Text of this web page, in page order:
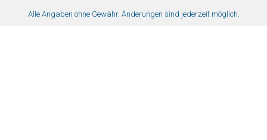
Alle Angaben ohne Gewähr. Änderungen sind jederzeit möglich.